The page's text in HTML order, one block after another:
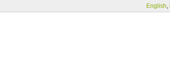
English,